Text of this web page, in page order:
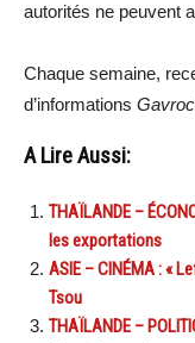
autorités ne peuvent
Chaque semaine,
d’informations
A Lire Aussi:
THAÏLANDE –
les exportations
ASIE – CINÉMA : «
Tsou
THAÏLANDE –